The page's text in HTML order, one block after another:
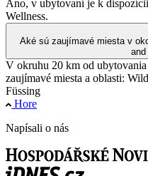
Áno, v ubytovaní je k
Wellness.
Aké sú zaujímavé miesta v
and
V okruhu 20 km od
zaujímavé miesta a oblasti:
Füssing
Hore
Napísali o nás